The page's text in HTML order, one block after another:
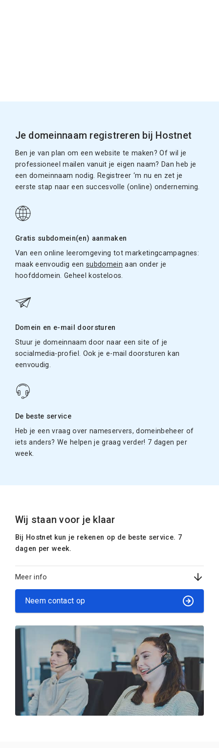
Je domeinnaam registreren bij Hostnet
Ben je van plan om een website te maken? Of wil je
professioneel mailen vanuit je eigen naam? Dan heb je
een domeinnaam nodig. Registreer ‘m nu en zet je
eerste stap naar een succesvolle (online) onderneming.
Gratis subdomein(en) aanmaken
Van een online leeromgeving tot marketingcampagnes:
maak eenvoudig eensubdomein aan onder je
hoofddomein. Geheel kosteloos.
Domein en e-mail doorsturen
Stuur je domeinnaam door naar een site of je
socialmedia-profiel. Ook je e-mail doorsturen kan
eenvoudig.
De beste service
Heb je een vraag over nameservers, domeinbeheer of
iets anders? We helpen je graag verder! 7 dagen per
week.
Wij staan voor je klaar
Bij Hostnet kun je rekenen op de beste service. 7
dagen per week.
Meer info
Neem contact op